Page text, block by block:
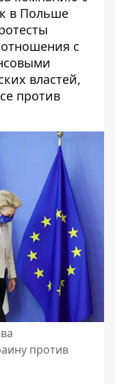
в Польше
с
властей,
против
против